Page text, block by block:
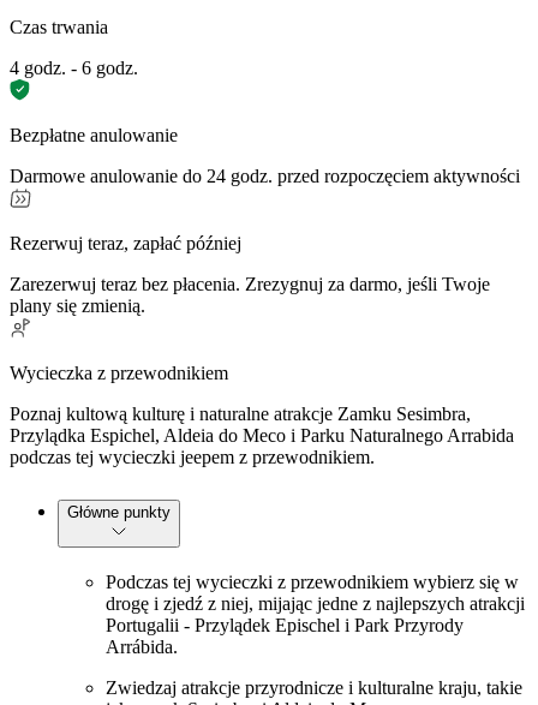
Czas trwania
4 godz. - 6 godz.
Bezpłatne anulowanie
Darmowe anulowanie do 24 godz. przed rozpoczęciem aktywności
Rezerwuj teraz, zapłać później
Zarezerwuj teraz bez płacenia. Zrezygnuj za darmo, jeśli Twoje
plany się zmienią.
Wycieczka z przewodnikiem
Poznaj kultową kulturę i naturalne atrakcje Zamku Sesimbra,
Przylądka Espichel, Aldeia do Meco i Parku Naturalnego Arrabida
podczas tej wycieczki jeepem z przewodnikiem.
Główne punkty
Podczas tej wycieczki z przewodnikiem wybierz się w
drogę i zjedź z niej, mijając jedne z najlepszych atrakcji
Portugalii - Przylądek Epischel i Park Przyrody
Arrábida.
Zwiedzaj atrakcje przyrodnicze i kulturalne kraju, takie